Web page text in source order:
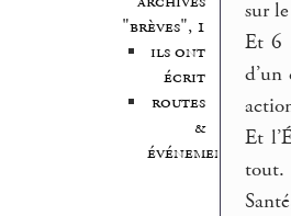
"brèves", 1
ils ont
écrit
routes
&
événements
sur
Et 6
Et
tout.